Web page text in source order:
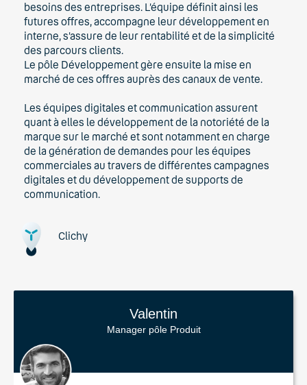
besoins des entreprises. L’équipe définit ainsi les
futures offres, accompagne leur développement en
interne, s’assure de leur rentabilité et de la simplicité
des parcours clients.
Le pôle Développement gère ensuite la mise en
marché de ces offres auprès des canaux de vente.
Les équipes digitales et communication assurent
quant à elles le développement de la notoriété de la
marque sur le marché et sont notamment en charge
de la génération de demandes pour les équipes
commerciales au travers de différentes campagnes
digitales et du développement de supports de
communication.
Clichy
Valentin
Manager pôle Produit